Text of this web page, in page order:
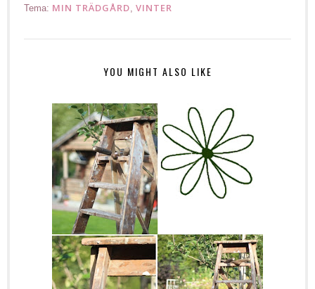
Tema: MIN TRÄDGÅRD VINTER
YOU MIGHT ALSO LIKE